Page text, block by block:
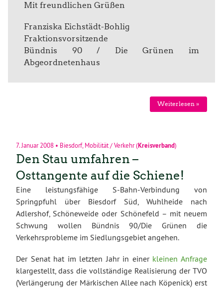
Mit freundlichen Grüßen
Franziska Eichstädt-Bohlig
Fraktionsvorsitzende
Bündnis 90 / Die Grünen im
Abgeordnetenhaus
Weiterlesen »
7. Januar 2008 • Biesdorf, Mobilität / Verkehr(Kreisverband)
Den Stau umfahren –
Osttangente auf die Schiene!
Eine leistungsfähige S-Bahn-Verbindung von
Springpfuhl über Biesdorf Süd, Wuhlheide nach
Adlershof, Schöneweide oder Schönefeld – mit neuem
Schwung wollen Bündnis 90/Die Grünen die
Verkehrsprobleme im Siedlungsgebiet angehen.
Der Senat hat im letzten Jahr in einer kleinen Anfrage
klargestellt, dass die vollständige Realisierung der TVO
(Verlängerung der Märkischen Allee nach Köpenick) erst